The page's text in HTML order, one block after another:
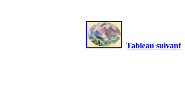
Tableau suivant